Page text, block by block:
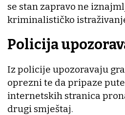
se stan zapravo ne
kriminalističko
Policija
Iz policije upozoravaju
oprezni te da pripaze
internetskih stranica
drugi smještaj.